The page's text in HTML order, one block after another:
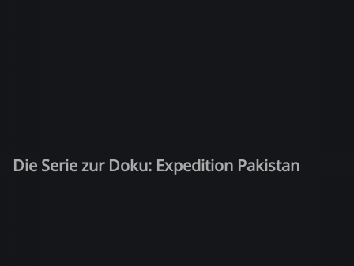
Die Serie zur Doku: Expedition Pakistan